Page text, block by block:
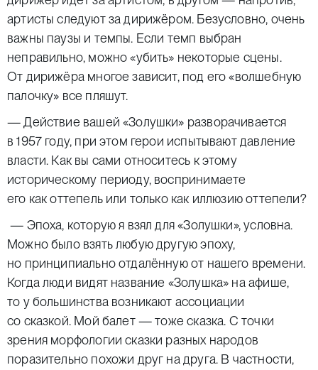
артисты следуют за дирижёром. Безусловно, очень
важны паузы и темпы. Если темп выбран
неправильно, можно «убить» некоторые сцены.
От дирижёра многое зависит, под его «волшебную
палочку» все пляшут.
— Действие вашей «Золушки» разворачивается
в 1957 году, при этом герои испытывают давление
власти. Как вы сами относитесь к этому
историческому периоду, воспринимаете
его как оттепель или только как иллюзию оттепели?
— Эпоха, которую я взял для «Золушки», условна.
Можно было взять любую другую эпоху,
но принципиально отдалённую от нашего времени.
Когда люди видят название «Золушка» на афише,
то у большинства возникают ассоциации
со сказкой. Мой балет — тоже сказка. С точки
зрения морфологии сказки разных народов
поразительно похожи друг на друга. В частности,